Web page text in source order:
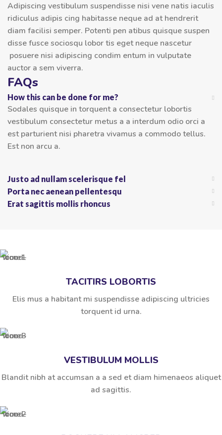
Adipiscing vestibulum suspendisse nisi vene natis iaculis
ridiculus adipis cing habitasse neque ad at hendrerit
diam facilisi semper. Potenti pen atibus quisque suspen
disse fusce sociosqu lobor tis eget neque nascetur
posuere nisi adipiscing condim entum in vulputate
auctor a sem viverra.
FAQs
How this can be done for me?
Sodales quisque in torquent a consectetur lobortis
vestibulum consectetur metus a a interdum odio orci a
est parturient nisi pharetra vivamus a commodo tellus.
Est non arcu a.
Justo ad nullam scelerisque fel
Porta nec aenean pellentesqu
Erat sagittis mollis rhoncus
TACITIRS LOBORTIS
Elis mus a habitant mi suspendisse adipiscing ultricies
torquent id urna.
VESTIBULUM MOLLIS
Blandit nibh at accumsan a a sed et diam himenaeos aliquet
ad sagittis.